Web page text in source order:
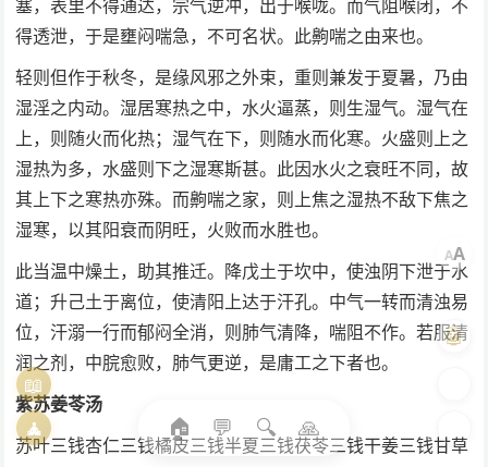
塞，表里不得通达，宗气逆冲，出于喉咙。而气阻喉闭，不
得透泄，于是壅闷喘急，不可名状。此齁喘之由来也。
轻则但作于秋冬，是缘风邪之外束，重则兼发于夏暑，乃由
湿淫之内动。湿居寒热之中，水火逼蒸，则生湿气。湿气在
上，则随火而化热；湿气在下，则随水而化寒。火盛则上之
湿热为多，水盛则下之湿寒斯甚。此因水火之衰旺不同，故
其上下之寒热亦殊。而齁喘之家，则上焦之湿热不敌下焦之
湿寒，以其阳衰而阴旺，火败而水胜也。
此当温中燥土，助其推迁。降戊土于坎中，使浊阴下泄于水
道；升己土于离位，使清阳上达于汗孔。中气一转而清浊易
位，汗溺一行而郁闷全消，则肺气清降，喘阻不作。若服清
润之剂，中脘愈败，肺气更逆，是庸工之下者也。
紫苏姜苓汤
苏叶三钱杏仁三钱橘皮三钱半夏三钱茯苓三钱干姜三钱甘草
🏠 💬 🔍 🙏
AA
📖
🧘
🤖